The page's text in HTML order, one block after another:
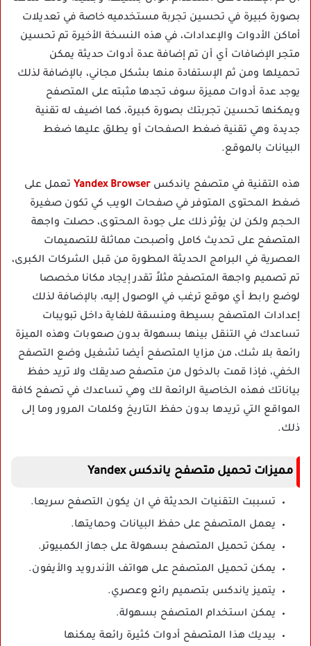
بصورة كبيرة في تحسين تجربة مستخدميه خاصة في تعديلات
أماكن الأدوات والإعدادات، في هذه النسخة الأخيرة تم تحسين
متجر الإضافات أي أن تم إضافة عدة أدوات حديثة يمكن
تحميلها ومن ثم الإستفادة منها بشكل مجاني، بالإضافة لذلك
يوجد عدة أدوات مميزة سوف تجدها مثبته على المتصفح
ويمكنها تحسين تجربتك بصورة كبيرة، كما اضيف له تقنية
جديدة وهي تقنية ضغط الصفحات أو يطلق عليها ضغط
البيانات بالموقع.
هذه التقنية في متصفح ياندكس Yandex Browser تعمل على
ضغط المحتوى المتوفر في صفحات الويب كي تكون صغيرة
الحجم ولكن لن يؤثر ذلك على جودة المحتوى، حصلت واجهة
المتصفح على تحديث كامل وأصبحت مماثلة للتصميمات
العصرية في البرامج الحديثة المطورة من قبل الشركات الكبرى،
تم تصميم واجهة المتصفح مثلاً تقدر إيجاد مكانا مخصصا
لوضع رابط أي موقع ترغب في الوصول إليه، بالإضافة لذلك
إعدادات المتصفح بسيطة ومنسقة للغاية داخل تبويبات
تساعدك في التنقل بينها بسهولة بدون صعوبات وهذه الميزة
رائعة بلا شك، من مزايا المتصفح أيضا تشغيل وضع التصفح
الخفي، فإذا قمت بالدخول من متصفح صديقك ولا تريد حفظ
بياناتك فهذه الخاصية الرائعة لك وهي تساعدك في تصفح كافة
المواقع التي تريدها بدون حفظ التاريخ وكلمات المرور وما إلى
ذلك.
مميزات تحميل متصفح ياندكس Yandex
تسببت التقنيات الحديثة في ان يكون التصفح سريعا.
يعمل المتصفح على حفظ البيانات وحمايتها.
يمكن تحميل المتصفح بسهولة على جهاز الكمبيوتر.
يمكن تحميل المتصفح على هواتف الأندرويد والأيفون.
يتميز ياندكس بتصميم رائع وعصري.
يمكن استخدام المتصفح بسهولة.
بيديك هذا المتصفح أدوات كثيرة رائعة يمكنها